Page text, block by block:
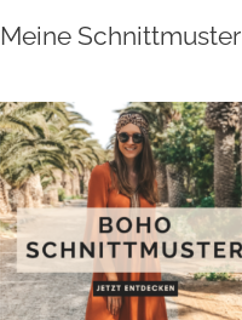
Meine Schnittmuster